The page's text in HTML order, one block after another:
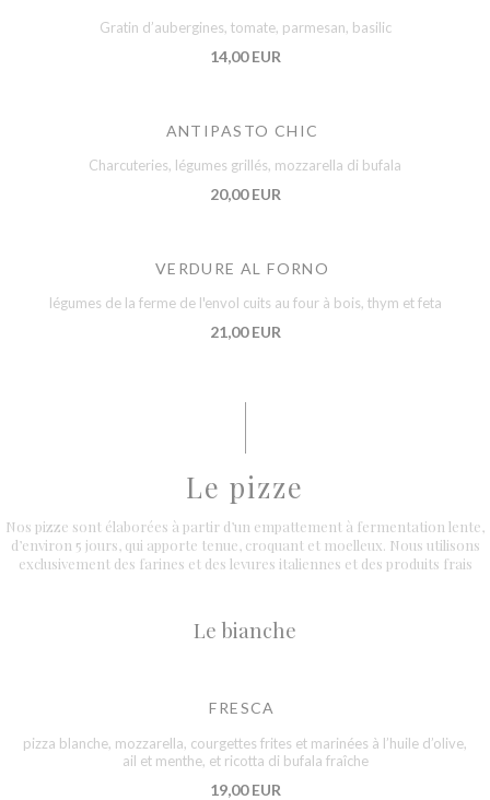
Gratin d’aubergines, tomate, parmesan, basilic
14,00 EUR
ANTIPASTO CHIC
Charcuteries, légumes grillés, mozzarella di bufala
20,00 EUR
VERDURE AL FORNO
légumes de la ferme de l'envol cuits au four à bois, thym et feta
21,00 EUR
Le pizze
Nos pizze sont élaborées à partir d’un empattement à fermentation lente,
d’environ 5 jours, qui apporte tenue, croquant et moelleux. Nous utilisons
exclusivement des farines et des levures italiennes et des produits frais
Le bianche
FRESCA
pizza blanche, mozzarella, courgettes frites et marinées à l’huile d’olive,
ail et menthe, et ricotta di bufala fraîche
19,00 EUR